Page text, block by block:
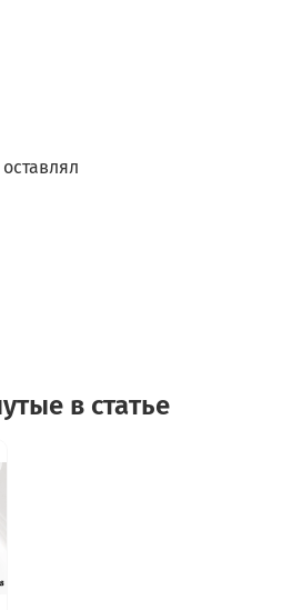
в статье